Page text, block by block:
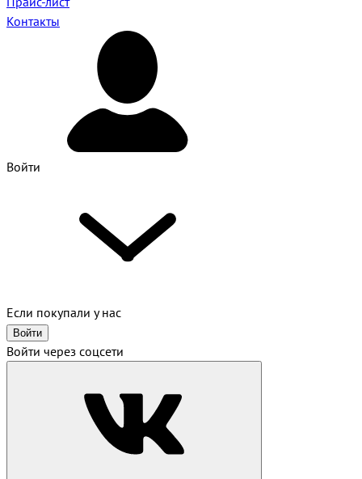
Контакты
Войти
Если покупали у нас
Войти
Войти через соцсети